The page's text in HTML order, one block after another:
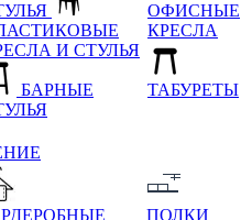
И СТУЛЬЯ
БАРНЫЕ
ОФИСНЫЕ
КРЕСЛА
ТАБУРЕТЫ
ПОЛКИ